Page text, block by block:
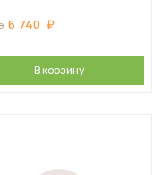
6 740
В корзину